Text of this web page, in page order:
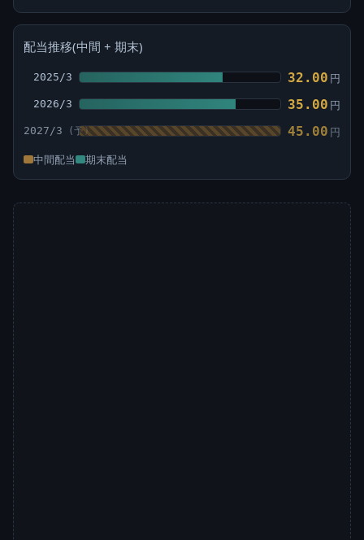
配当推移(中間 + 期末)
2025/3 32.00 円
2026/3 35.00 円
2027/3 45.00 円
中間配当 期末配当